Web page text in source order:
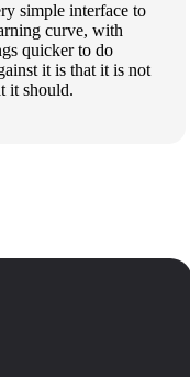
simple interface to
curve, with
quicker to do
it is that it is not
it should.